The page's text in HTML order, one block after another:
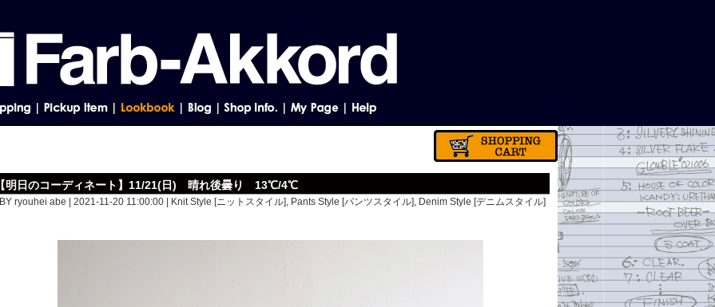
【明日のコーディネート】11/21(日) 晴れ後曇り 13℃/4℃
BY ryouhei abe | 2021-11-20 11:00:00 | Knit Style [ニットスタイル], Pants Style [パンツスタイル], Denim Style [デニムスタイル]